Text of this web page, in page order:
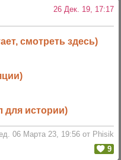
26 Дек. 19, 17:17
смотреть здесь)
для истории)
06 Марта 23, 19:56 от Phisik
9